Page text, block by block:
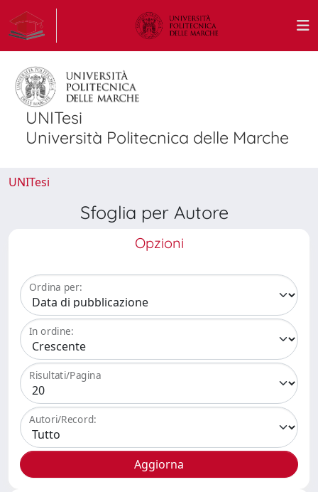
UNITesi
Università Politecnica delle Marche
UNITesi
Sfoglia per Autore
Opzioni
Ordina per:
In ordine:
Risultati/Pagina
Autori/Record: